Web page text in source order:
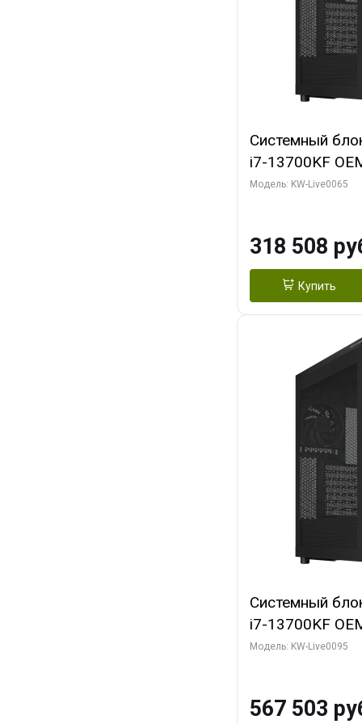
Системный
i7-13700KF
7, C16 8EC/
2/ 1 ТБ SSD)
Модель: KW-Live0065
318 508
Купить
Системный
i7-13700KF
7, C16 8EC/
Turbo/ 512 ГБ
Модель: KW-Live0095
567 503